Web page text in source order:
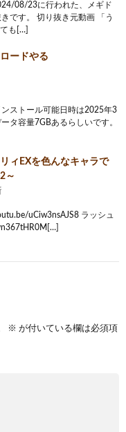
08/23に行われた、メギド
です。 切り抜き元動画 「う
も[…]
ードやる
ストール可能日時は2025年3
タ容量7GBあるらしいです。
ィEXを色んなキャラで
～
uCiw3nsAJS8 ラッシュ
※ が付いている欄は必須項